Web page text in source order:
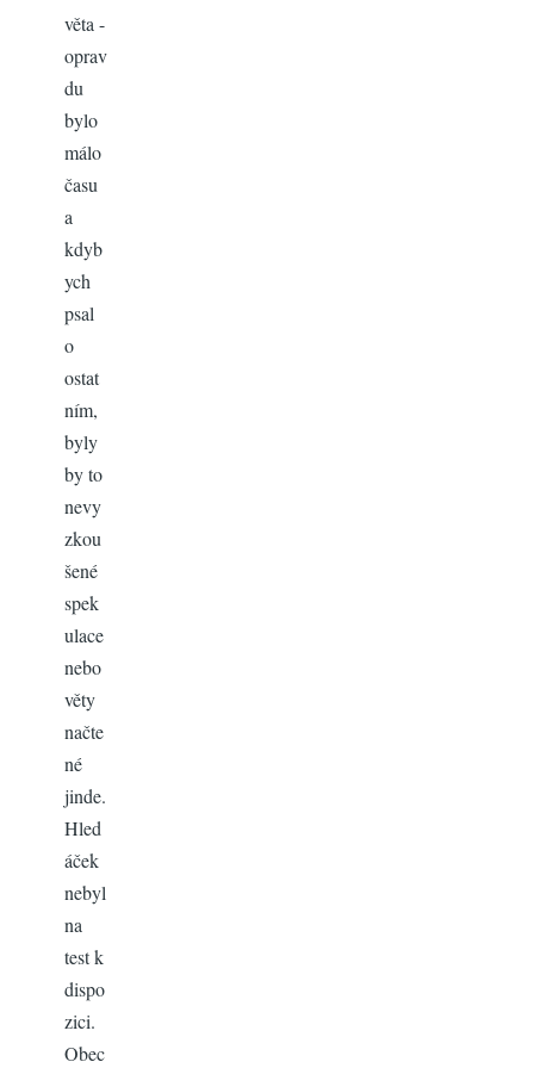
věta -
oprav
du
bylo
málo
času
a
kdyb
ych
psal
o
ostat
ním,
byly
by to
nevy
zkou
šené
spek
ulace
nebo
věty
načte
né
jinde.
Hled
áček
nebyl
na
test k
dispo
zici.
Obec